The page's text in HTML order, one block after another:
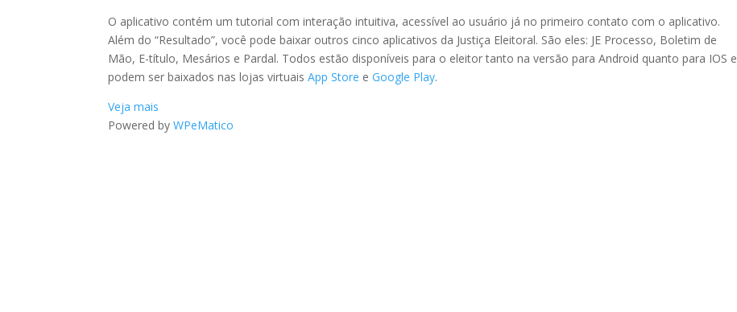
O aplicativo contém um tutorial com interação intuitiva, acessível ao usuário já no primeiro contato com o aplicativo.
Além do “Resultado”, você pode baixar outros cinco aplicativos da Justiça Eleitoral. São eles: JE Processo, Boletim de
Mão, E-título, Mesários e Pardal. Todos estão disponíveis para o eleitor tanto na versão para Android quanto para IOS e
podem ser baixados nas lojas virtuaisApp Store eGoogle Play.
Veja mais
Powered byWPeMatico